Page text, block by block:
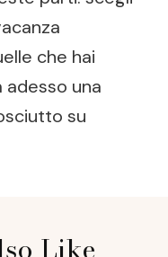
che hai
una
su